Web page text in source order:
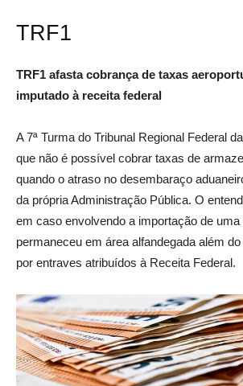
TRF1
TRF1 afasta cobrança de taxas
imputado à receita federal
A 7ª Turma do Tribunal Regional Federal
que não é possível cobrar taxas de
quando o atraso no desembaraço
da própria Administração Pública. O
em caso envolvendo a importação de uma
permaneceu em área alfandegada além
por entraves atribuídos à Receita Federal.